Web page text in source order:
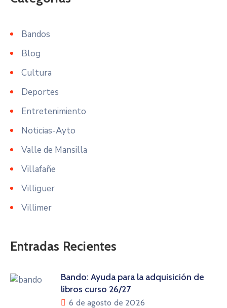
Bandos
Blog
Cultura
Deportes
Entretenimiento
Noticias-Ayto
Valle de Mansilla
Villafañe
Villiguer
Villimer
Entradas Recientes
Bando: Ayuda para la adquisición de
libros curso 26/27
6 de agosto de 2026